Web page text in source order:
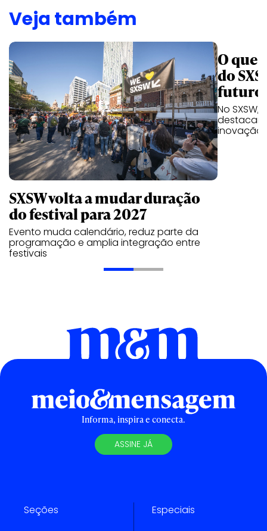
Veja também
SXSW volta a mudar duração
do festival para 2027
Evento muda calendário, reduz parte da
programação e amplia integração entre
festivais
O que
do
futuro
No
inovação
Informa, inspira e conecta.
ASSINE JÁ
Seções Especiais